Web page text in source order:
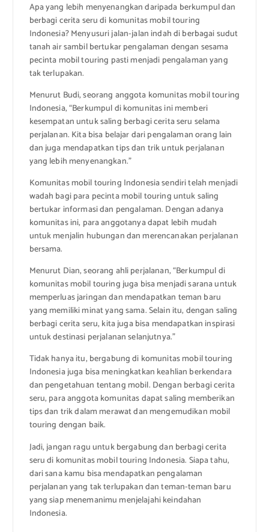
Apa yang lebih menyenangkan daripada berkumpul dan
berbagi cerita seru di komunitas mobil touring
Indonesia? Menyusuri jalan-jalan indah di berbagai sudut
tanah air sambil bertukar pengalaman dengan sesama
pecinta mobil touring pasti menjadi pengalaman yang
tak terlupakan.
Menurut Budi, seorang anggota komunitas mobil touring
Indonesia, “Berkumpul di komunitas ini memberi
kesempatan untuk saling berbagi cerita seru selama
perjalanan. Kita bisa belajar dari pengalaman orang lain
dan juga mendapatkan tips dan trik untuk perjalanan
yang lebih menyenangkan.”
Komunitas mobil touring Indonesia sendiri telah menjadi
wadah bagi para pecinta mobil touring untuk saling
bertukar informasi dan pengalaman. Dengan adanya
komunitas ini, para anggotanya dapat lebih mudah
untuk menjalin hubungan dan merencanakan perjalanan
bersama.
Menurut Dian, seorang ahli perjalanan, “Berkumpul di
komunitas mobil touring juga bisa menjadi sarana untuk
memperluas jaringan dan mendapatkan teman baru
yang memiliki minat yang sama. Selain itu, dengan saling
berbagi cerita seru, kita juga bisa mendapatkan inspirasi
untuk destinasi perjalanan selanjutnya.”
Tidak hanya itu, bergabung di komunitas mobil touring
Indonesia juga bisa meningkatkan keahlian berkendara
dan pengetahuan tentang mobil. Dengan berbagi cerita
seru, para anggota komunitas dapat saling memberikan
tips dan trik dalam merawat dan mengemudikan mobil
touring dengan baik.
Jadi, jangan ragu untuk bergabung dan berbagi cerita
seru di komunitas mobil touring Indonesia. Siapa tahu,
dari sana kamu bisa mendapatkan pengalaman
perjalanan yang tak terlupakan dan teman-teman baru
yang siap menemanimu menjelajahi keindahan
Indonesia.